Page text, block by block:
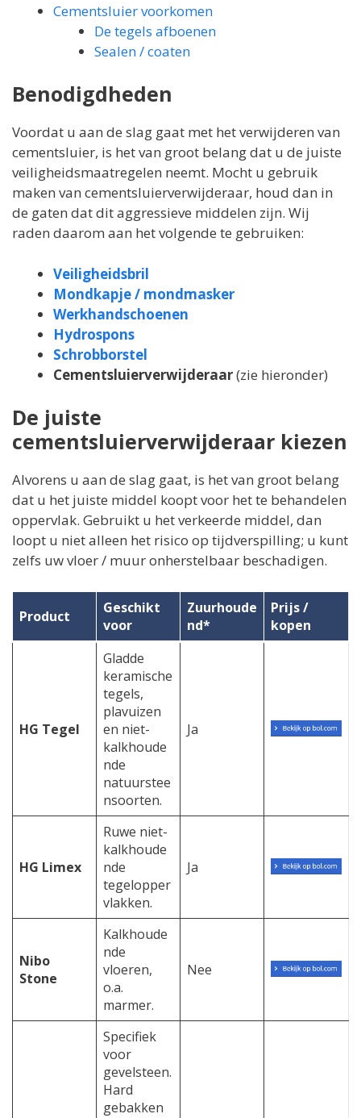
Cementsluier voorkomen
De tegels afboenen
Sealen / coaten
Benodigdheden
Voordat u aan de slag gaat met het verwijderen van
cementsluier, is het van groot belang dat u de juiste
veiligheidsmaatregelen neemt. Mocht u gebruik
maken van cementsluierverwijderaar, houd dan in
de gaten dat dit aggressieve middelen zijn. Wij
raden daarom aan het volgende te gebruiken:
Veiligheidsbril
Mondkapje / mondmasker
Werkhandschoenen
Hydrospons
Schrobborstel
Cementsluierverwijderaar(zie hieronder)
De juiste
cementsluierverwijderaar kiezen
Alvorens u aan de slag gaat, is het van groot belang
dat u het juiste middel koopt voor het te behandelen
oppervlak. Gebruikt u het verkeerde middel, dan
loopt u niet alleen het risico op tijdverspilling; u kunt
zelfs uw vloer / muur onherstelbaar beschadigen.
Product
Geschikt
voor
Zuurhoude
nd*
Prijs /
kopen
HG Tegel
Gladde
keramische
tegels,
plavuizen
en niet-
kalkhoude
nde
natuurstee
nsoorten.
Ja
HG Limex
Ruwe niet-
kalkhoude
nde
tegelopper
vlakken.
Ja
Nibo
Stone
Kalkhoude
nde
vloeren,
o.a.
marmer.
Nee
Specifiek
voor
gevelsteen.
Hard
gebakken